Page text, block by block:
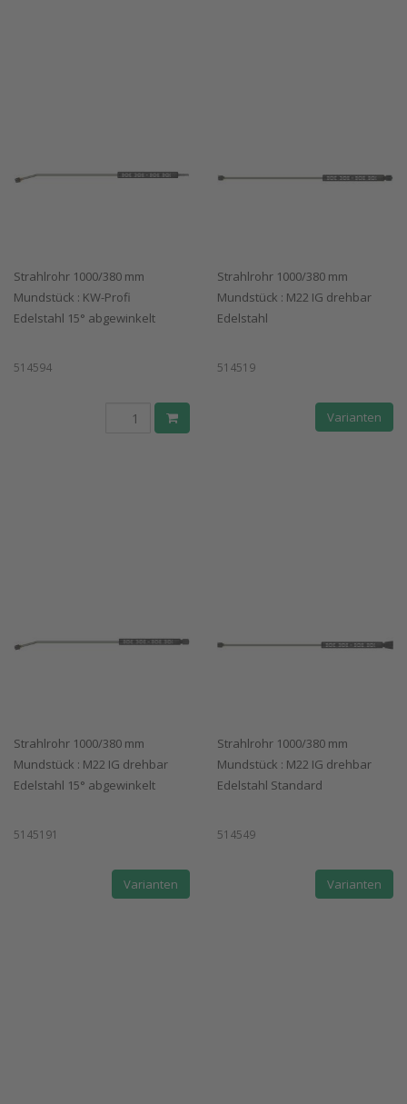
Strahlrohr 1000/380 mm
Mundstück : KW-Profi
Edelstahl 15° abgewinkelt
514594
Strahlrohr 1000/380 mm
Mundstück : M22 IG drehbar
Edelstahl
514519
Varianten
Strahlrohr 1000/380 mm
Mundstück : M22 IG drehbar
Edelstahl 15° abgewinkelt
5145191
Varianten
Strahlrohr 1000/380 mm
Mundstück : M22 IG drehbar
Edelstahl Standard
514549
Varianten